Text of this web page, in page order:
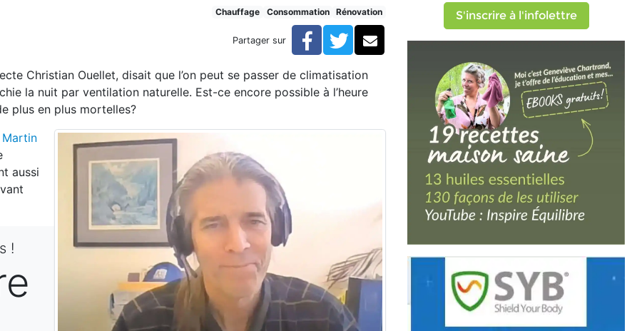
mais bien des questions! (réservé)
Chauffage Consommation Rénovation
Partager sur Facebook
TwitterCourriel
Christian Ouellet, disait que l’on peut se passer de climatisation
la nuit par ventilation naturelle. Est-ce encore possible à l’heure
plus en plus mortelles?
Martin
aussi
!
S'inscrire à l'infolettre